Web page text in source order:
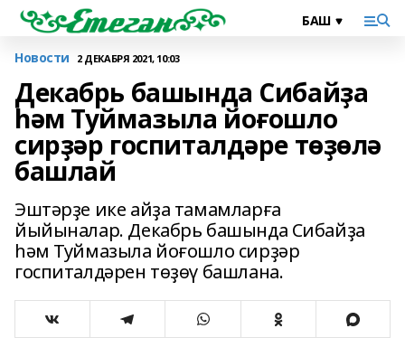
Новости 2 ДЕКАБРЯ 2021, 10:03
Декабрь башында Сибайҙа
һәм Туймазыла йоғошло
сирҙәр госпиталдәре төҙөлә
башлай
Эштәрҙе ике айҙа тамамларға
йыйыналар. Декабрь башында Сибайҙа
һәм Туймазыла йоғошло сирҙәр
госпиталдәрен төҙөү башлана.